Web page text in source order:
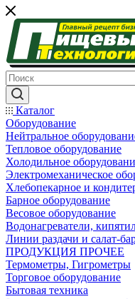
Каталог
Оборудование
Нейтральное
Тепловое оборудование
Холодильное
Электромеханическое
Хлебопекарное и
Барное оборудование
Весовое оборудование
Водонагреватели,
Линии раздачи и салат-
ПРОДУКЦИЯ ПРОЧЕЕ
Термометры, Гигрометры
Торговое оборудование
Бытовая техника